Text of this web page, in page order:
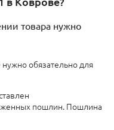
товара нужно
обязательно для
пошлин. Пошлина